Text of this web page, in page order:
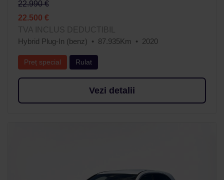
22.990 €
22.500 €
TVA INCLUS DEDUCTIBIL
Hybrid Plug-In (benz)
87.935Km 2020
Preț special Rulat
Vezi detalii